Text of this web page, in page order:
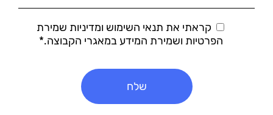
קראתי את תנאי השימוש ומדיניות שמירת
הפרטיות ושמירת המידע במאגרי הקבוצה.*